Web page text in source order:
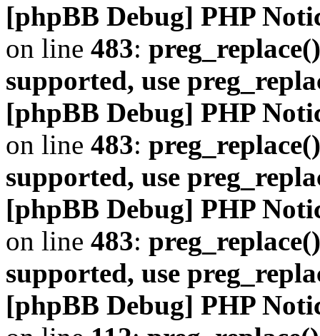
[phpBB Debug] PHP
on line 483:
supported, use
[phpBB Debug] PHP
on line 483:
supported, use
[phpBB Debug] PHP
on line 483:
supported, use
[phpBB Debug] PHP